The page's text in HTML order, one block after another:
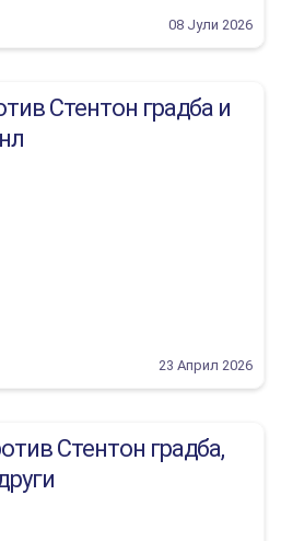
08 Јули 2026
Стентон градба и
23 Април 2026
Стентон градба,